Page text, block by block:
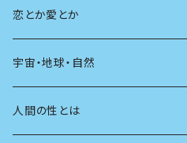
教育
友達
学校
恋とか愛とか
宇宙・地球・自然
動物
人間の性とは